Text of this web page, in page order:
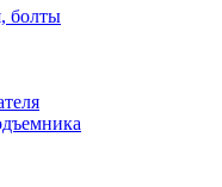
болты